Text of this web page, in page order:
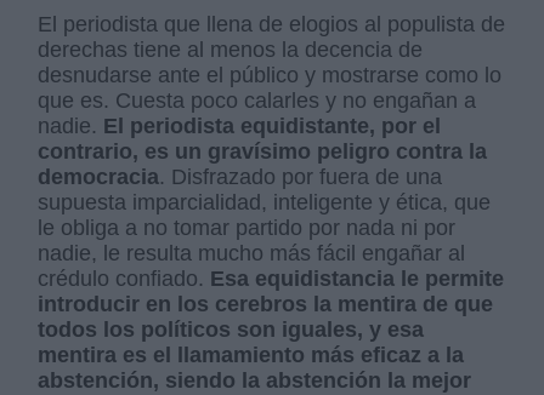
El periodista que llena de elogios al populista de
derechas tiene al menos la decencia de
desnudarse ante el público y mostrarse como lo
que es. Cuesta poco calarles y no engañan a
nadie. El periodista equidistante, por el
contrario, es un gravísimo peligro contra la
democracia. Disfrazado por fuera de una
supuesta imparcialidad, inteligente y ética, que
le obliga a no tomar partido por nada ni por
nadie, le resulta mucho más fácil engañar al
crédulo confiado. Esa equidistancia le permite
introducir en los cerebros la mentira de que
todos los políticos son iguales, y esa
mentira es el llamamiento más eficaz a la
abstención, siendo la abstención la mejor